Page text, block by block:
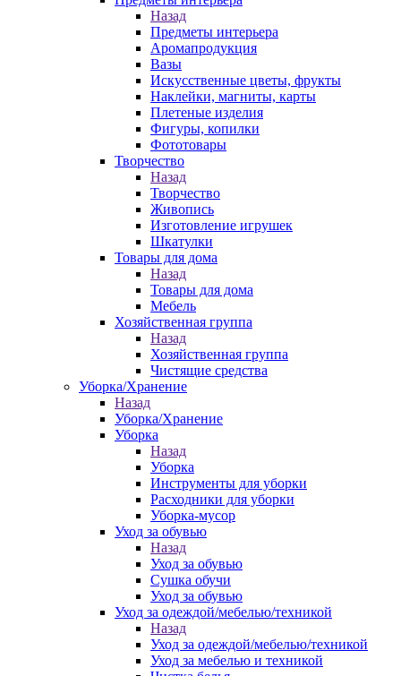
Назад
Предметы интерьера
Аромапродукция
Вазы
Искусственные цветы, фрукты
Наклейки, магниты, карты
Плетеные изделия
Фигуры, копилки
Фототовары
Творчество
Назад
Творчество
Живопись
Изготовление игрушек
Шкатулки
Товары для дома
Назад
Товары для дома
Мебель
Хозяйственная группа
Назад
Хозяйственная группа
Чистящие средства
Уборка/Хранение
Назад
Уборка/Хранение
Уборка
Назад
Уборка
Инструменты для уборки
Расходники для уборки
Уборка-мусор
Уход за обувью
Назад
Уход за обувью
Сушка обучи
Уход за обувью
Уход за одеждой/мебелью/техникой
Назад
Уход за одеждой/мебелью/техникой
Уход за мебелью и техникой